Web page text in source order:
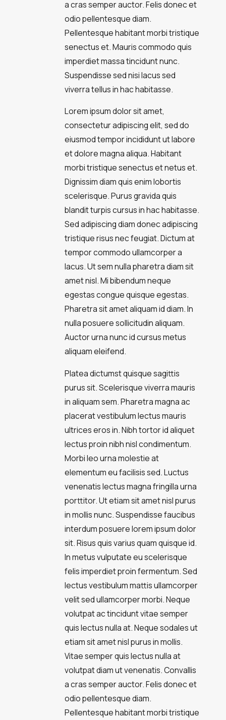
a cras semper auctor. Felis donec et
odio pellentesque diam.
Pellentesque habitant morbi tristique
senectus et. Mauris commodo quis
imperdiet massa tincidunt nunc.
Suspendisse sed nisi lacus sed
viverra tellus in hac habitasse.
Lorem ipsum dolor sit amet,
consectetur adipiscing elit, sed do
eiusmod tempor incididunt ut labore
et dolore magna aliqua. Habitant
morbi tristique senectus et netus et.
Dignissim diam quis enim lobortis
scelerisque. Purus gravida quis
blandit turpis cursus in hac habitasse.
Sed adipiscing diam donec adipiscing
tristique risus nec feugiat. Dictum at
tempor commodo ullamcorper a
lacus. Ut sem nulla pharetra diam sit
amet nisl. Mi bibendum neque
egestas congue quisque egestas.
Pharetra sit amet aliquam id diam. In
nulla posuere sollicitudin aliquam.
Auctor urna nunc id cursus metus
aliquam eleifend.
Platea dictumst quisque sagittis
purus sit. Scelerisque viverra mauris
in aliquam sem. Pharetra magna ac
placerat vestibulum lectus mauris
ultrices eros in. Nibh tortor id aliquet
lectus proin nibh nisl condimentum.
Morbi leo urna molestie at
elementum eu facilisis sed. Luctus
venenatis lectus magna fringilla urna
porttitor. Ut etiam sit amet nisl purus
in mollis nunc. Suspendisse faucibus
interdum posuere lorem ipsum dolor
sit. Risus quis varius quam quisque id.
In metus vulputate eu scelerisque
felis imperdiet proin fermentum. Sed
lectus vestibulum mattis ullamcorper
velit sed ullamcorper morbi. Neque
volutpat ac tincidunt vitae semper
quis lectus nulla at. Neque sodales ut
etiam sit amet nisl purus in mollis.
Vitae semper quis lectus nulla at
volutpat diam ut venenatis. Convallis
a cras semper auctor. Felis donec et
odio pellentesque diam.
Pellentesque habitant morbi tristique